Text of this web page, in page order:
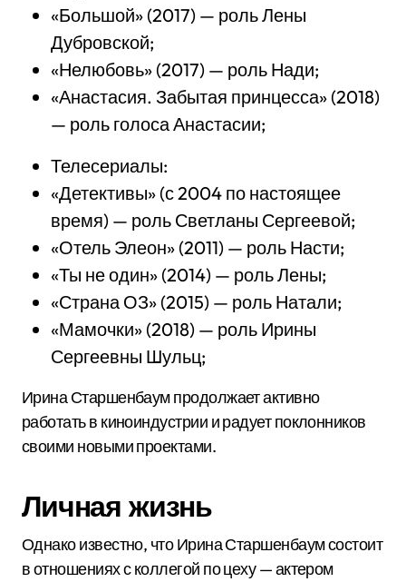
«Большой» (2017) — роль Лены
Дубровской;
«Нелюбовь» (2017) — роль Нади;
«Анастасия. Забытая принцесса» (2018)
— роль голоса Анастасии;
Телесериалы:
«Детективы» (с 2004 по настоящее
время) — роль Светланы Сергеевой;
«Отель Элеон» (2011) — роль Насти;
«Ты не один» (2014) — роль Лены;
«Страна ОЗ» (2015) — роль Натали;
«Мамочки» (2018) — роль Ирины
Сергеевны Шульц;
Ирина Старшенбаум продолжает активно
работать в киноиндустрии и радует поклонников
своими новыми проектами.
Личная жизнь
Однако известно, что Ирина Старшенбаум состоит
в отношениях с коллегой по цеху — актером